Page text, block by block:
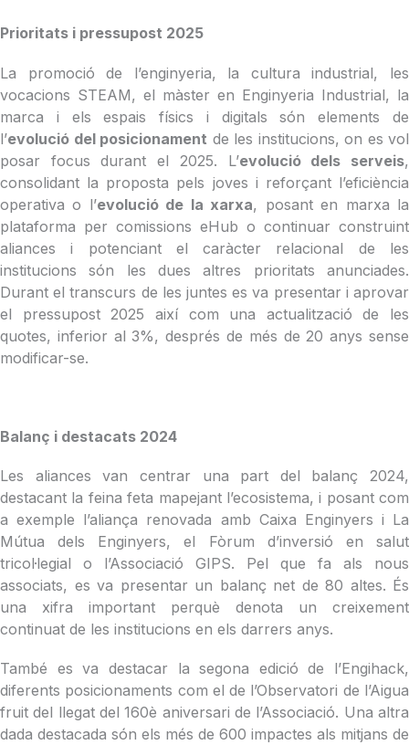
Prioritats i pressupost 2025
La promoció de l’enginyeria, la cultura industrial, les
vocacions STEAM, el màster en Enginyeria Industrial, la
marca i els espais físics i digitals són elements de
l’evolució del posicionament de les institucions, on es vol
posar focus durant el 2025. L’evolució dels serveis,
consolidant la proposta pels joves i reforçant l’eficiència
operativa o l’evolució de la xarxa, posant en marxa la
plataforma per comissions eHub o continuar construint
aliances i potenciant el caràcter relacional de les
institucions són les dues altres prioritats anunciades.
Durant el transcurs de les juntes es va presentar i aprovar
el pressupost 2025 així com una actualització de les
quotes, inferior al 3%, després de més de 20 anys sense
modificar-se.
Balanç i destacats 2024
Les aliances van centrar una part del balanç 2024,
destacant la feina feta mapejant l’ecosistema, i posant com
a exemple l’aliança renovada amb Caixa Enginyers i La
Mútua dels Enginyers, el Fòrum d’inversió en salut
tricol·legial o l’Associació GIPS. Pel que fa als nous
associats, es va presentar un balanç net de 80 altes. És
una xifra important perquè denota un creixement
continuat de les institucions en els darrers anys.
També es va destacar la segona edició de l’Engihack,
diferents posicionaments com el de l’Observatori de l’Aigua
fruit del llegat del 160è aniversari de l’Associació. Una altra
dada destacada són els més de 600 impactes als mitjans de